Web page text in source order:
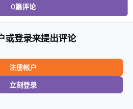
0篇评论
或登录来提出评论
注册帐户
立刻登录